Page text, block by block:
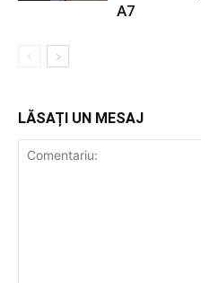
A7
LĂSAȚI UN MESAJ